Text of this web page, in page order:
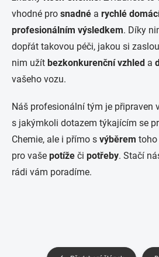
vhodné pro snadné a rychlé
profesionálním výsledkem. Díky
dopřát takovou péči, jakou si
nim užít bezkonkurenční vzhled a
vašeho vozu.
Náš profesionální tým je připraven
s jakýmkoli dotazem týkajícím se
Chemie, ale i přímo s výběrem toho
pro vaše potíže či potřeby. Stačí
rádi vám poradíme.